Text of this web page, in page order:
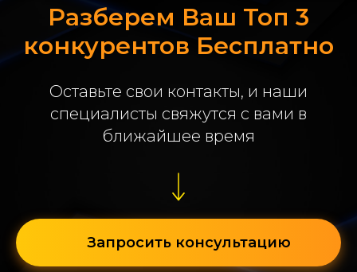
Разберем Ваш Топ 3
конкурентов Бесплатно
Оставьте свои контакты, и наши
специалисты свяжутся с вами в
ближайшее время
Запросить консультацию